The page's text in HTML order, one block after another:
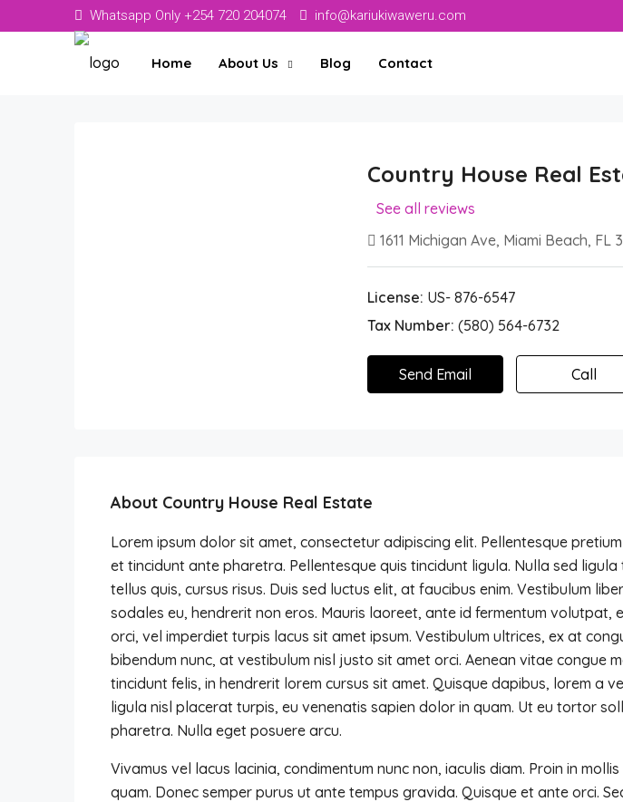
Whatsapp Only +254 720 204074 info@kariukiwaweru.com
Home About Us Blog Contact
Country House Real
See all reviews
1611 Michigan Ave, Miami Beach, FL
License: US- 876-6547
Tax Number: (580) 564-6732
Send Email Call
About Country House Real Estate
Lorem ipsum dolor sit amet, consectetur adipiscing elit. Pellentesque
et tincidunt ante pharetra. Pellentesque quis tincidunt ligula. Nulla sed
tellus quis, cursus risus. Duis sed luctus elit, at faucibus enim. Vestibulum
sodales eu, hendrerit non eros. Mauris laoreet, ante id fermentum volutpat,
orci, vel imperdiet turpis lacus sit amet ipsum. Vestibulum ultrices, ex at
bibendum nunc, at vestibulum nisl justo sit amet orci. Aenean vitae congue
tincidunt felis, in hendrerit lorem cursus sit amet. Quisque dapibus, lorem a
ligula nisl placerat turpis, eu venenatis sapien dolor in quam. Ut eu tortor
pharetra. Nulla eget posuere arcu.
Vivamus vel lacus lacinia, condimentum nunc non, iaculis diam. Proin in
quam. Donec semper purus ut ante tempus gravida. Quisque et ante orci.